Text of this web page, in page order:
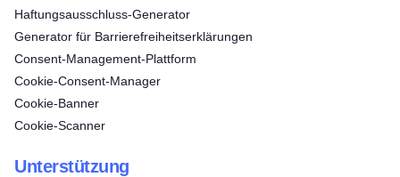
Haftungsausschluss-Generator
Generator für Barrierefreiheitserklärungen
Consent‑Management‑Plattform
Cookie-Consent-Manager
Cookie-Banner
Cookie-Scanner
Unterstützung